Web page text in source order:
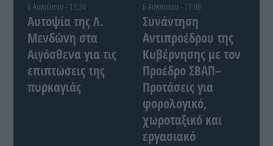
6 Αυγούστου - 11:34
Αυτοψία της Λ.
Μενδώνη στα
Αιγόσθενα για τις
επιπτώσεις της
πυρκαγιάς
6 Αυγούστου - 11:08
Συνάντηση
Αντιπροέδρου της
Κυβέρνησης με τον
Προέδρο ΣΒΑΠ–
Προτάσεις για
φορολογικό,
χωροταξικό και
εργασιακό